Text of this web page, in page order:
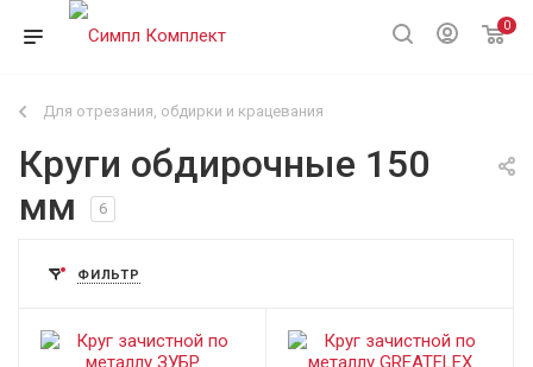
0
Для отрезания, обдирки и крацевания
Круги обдирочные 150
мм
6
ФИЛЬТР